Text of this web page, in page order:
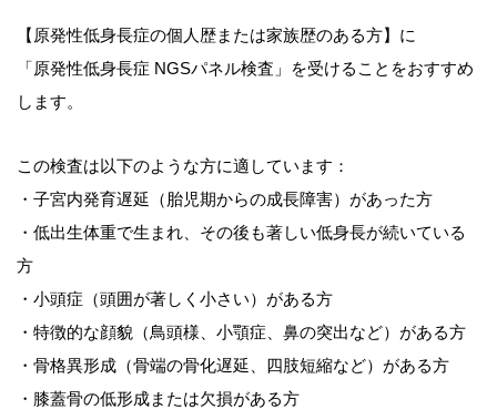
【原発性低身長症の個人歴または家族歴のある方】に
「原発性低身長症 NGSパネル検査」を受けることをおすすめ
します。
この検査は以下のような方に適しています：
・子宮内発育遅延（胎児期からの成長障害）があった方
・低出生体重で生まれ、その後も著しい低身長が続いている
方
・小頭症（頭囲が著しく小さい）がある方
・特徴的な顔貌（鳥頭様、小顎症、鼻の突出など）がある方
・骨格異形成（骨端の骨化遅延、四肢短縮など）がある方
・膝蓋骨の低形成または欠損がある方